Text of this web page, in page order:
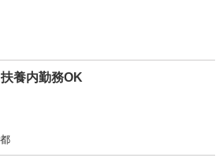
養内勤務OK